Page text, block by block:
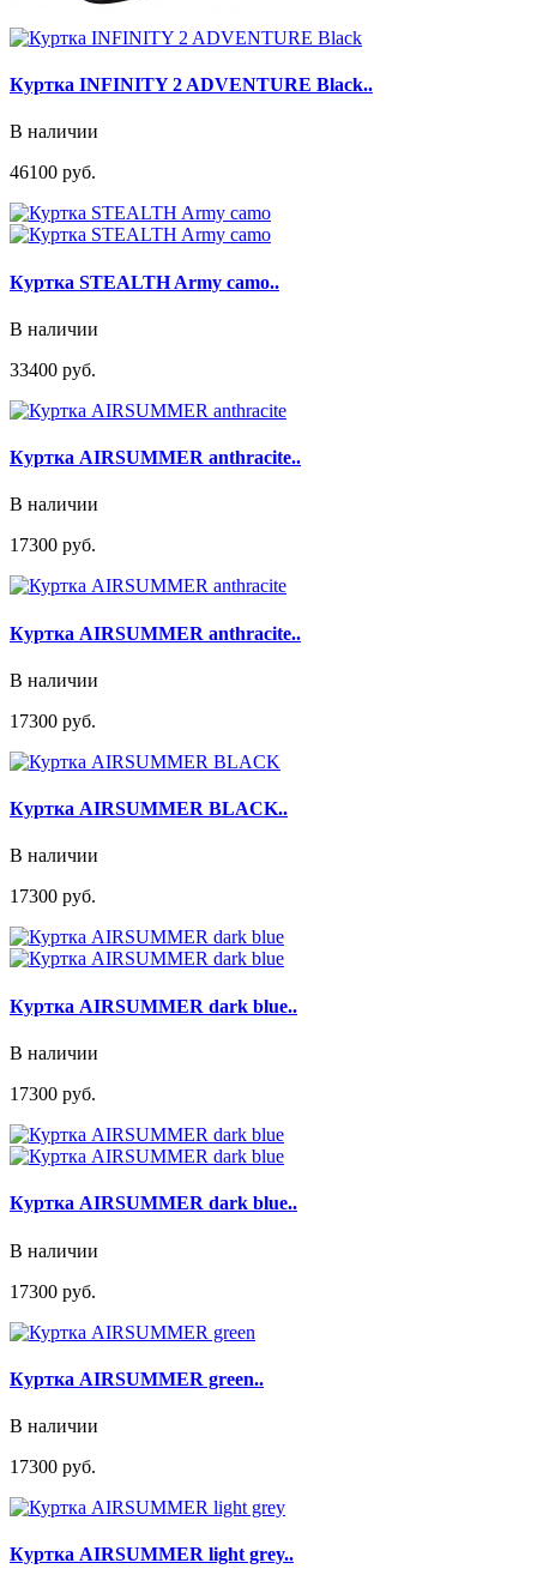
Куртка INFINITY 2 ADVENTURE Black..
В наличии
46100 руб.
Куртка STEALTH Army camo..
В наличии
33400 руб.
Куртка AIRSUMMER anthracite..
В наличии
17300 руб.
Куртка AIRSUMMER anthracite..
В наличии
17300 руб.
Куртка AIRSUMMER BLACK..
В наличии
17300 руб.
Куртка AIRSUMMER dark blue..
В наличии
17300 руб.
Куртка AIRSUMMER dark blue..
В наличии
17300 руб.
Куртка AIRSUMMER green..
В наличии
17300 руб.
Куртка AIRSUMMER light grey..